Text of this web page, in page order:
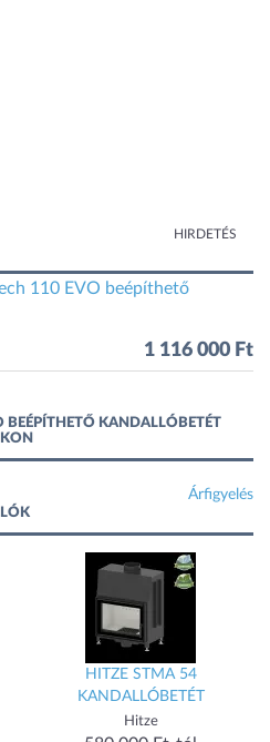
HIRDETÉS
110 EVO beépíthető
1 116 000 Ft
BEÉPÍTHETŐ KANDALLÓBETÉT
Árfigyelés
HITZE STMA 54
KANDALLÓBETÉT
Hitze